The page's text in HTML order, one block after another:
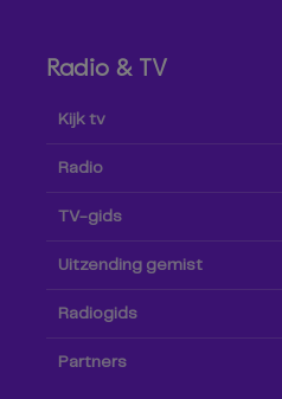
Radio & TV
Kijk tv
Radio
TV-gids
Uitzending gemist
Radiogids
Partners